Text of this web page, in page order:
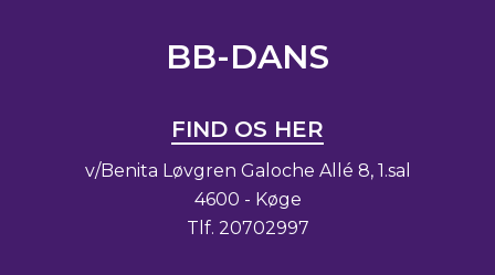
BB-DANS
FIND OS HER
v/Benita Løvgren Galoche Allé 8, 1.sal
4600 - Køge
Tlf. 20702997